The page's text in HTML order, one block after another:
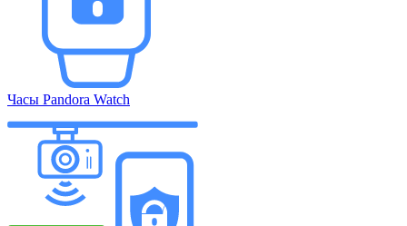
Часы Pandora Watch